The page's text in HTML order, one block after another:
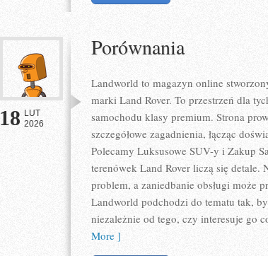
18 LUT
2026
Porównania
Landworld to magazyn online
marki Land Rover. To przestrzeń dla
samochodu klasy premium. Strona
szczegółowe zagadnienia, łącząc
Polecamy Luksusowe SUV-y i Zakup
terenówek Land Rover liczą się
problem, a zaniedbanie obsługi może
Landworld podchodzi do tematu tak,
niezależnie od tego, czy interesuje go
More ]